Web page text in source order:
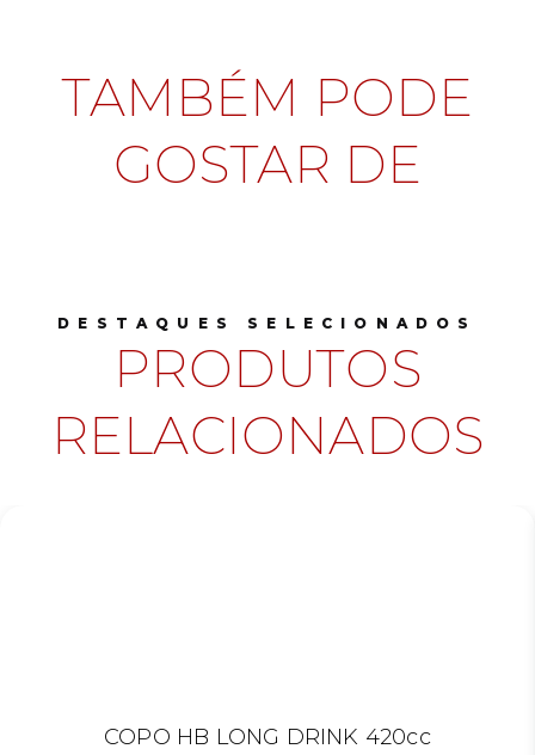
TAMBÉM PODE
GOSTAR DE
DESTAQUES SELECIONADOS
PRODUTOS
RELACIONADOS
COPO HB LONG DRINK 420cc